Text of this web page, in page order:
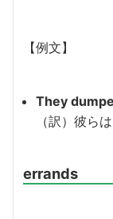
【例文】
They
（訳）彼ら
errands